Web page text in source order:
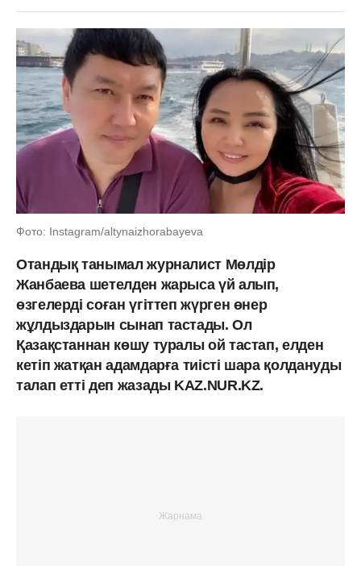
Фото: Instagram/altynaizhorabayeva
Отандық танымал журналист Мөлдір
Жанбаева шетелден жарыса үй алып,
өзгелерді соған үгіттеп жүрген өнер
жұлдыздарын сынап тастады. Ол
Қазақстаннан көшу туралы ой тастап, елден
кетіп жатқан адамдарға тиісті шара қолдануды
талап етті деп жазады KAZ.NUR.KZ.